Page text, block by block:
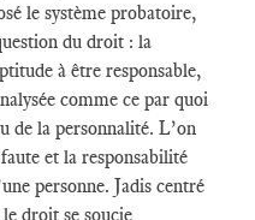
le système probatoire,
du droit : la
à être responsable,
comme ce par quoi
de la personnalité. L’on
et la responsabilité
personne. Jadis centré
droit se soucie